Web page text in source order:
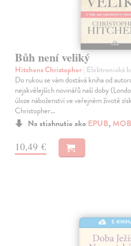
Bůh není veliký
Hitchens Christopher| Elektronická
Do rukou se vám dostává kniha od
nejskvělejších novinářů naší doby
úloze náboženství ve veřejném životě
Christopher…
Na stiahnutie ako EPUB,
10,49 €
E-